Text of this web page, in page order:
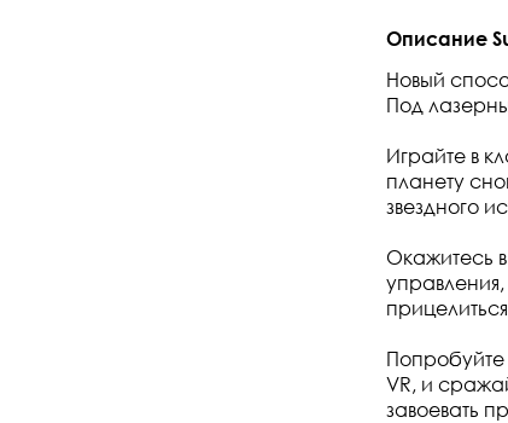
Описание
Новый
Под
Играйте в
планету
звездного
Окажитесь
VR, и
завоевать